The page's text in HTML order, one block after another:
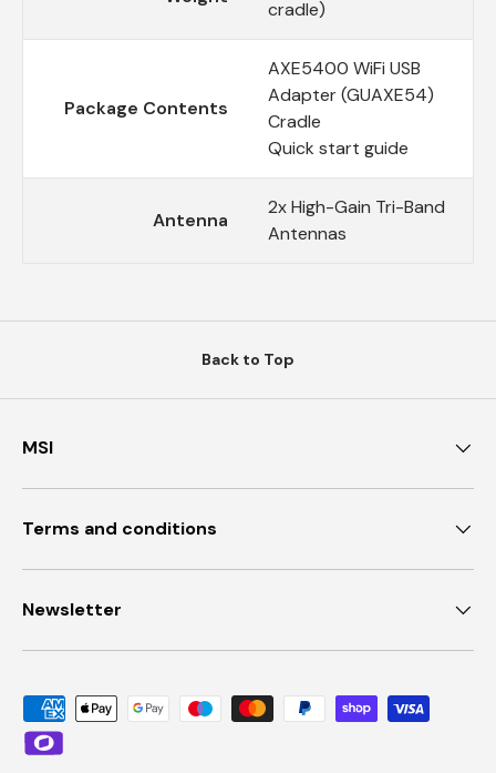
cradle)
Package Contents
AXE5400 WiFi USB
Adapter (GUAXE54)
Cradle
Quick start guide
Antenna
2x High-Gain Tri-Band
Antennas
Back to Top
MSI
Terms and conditions
Newsletter
Payment methods accepted